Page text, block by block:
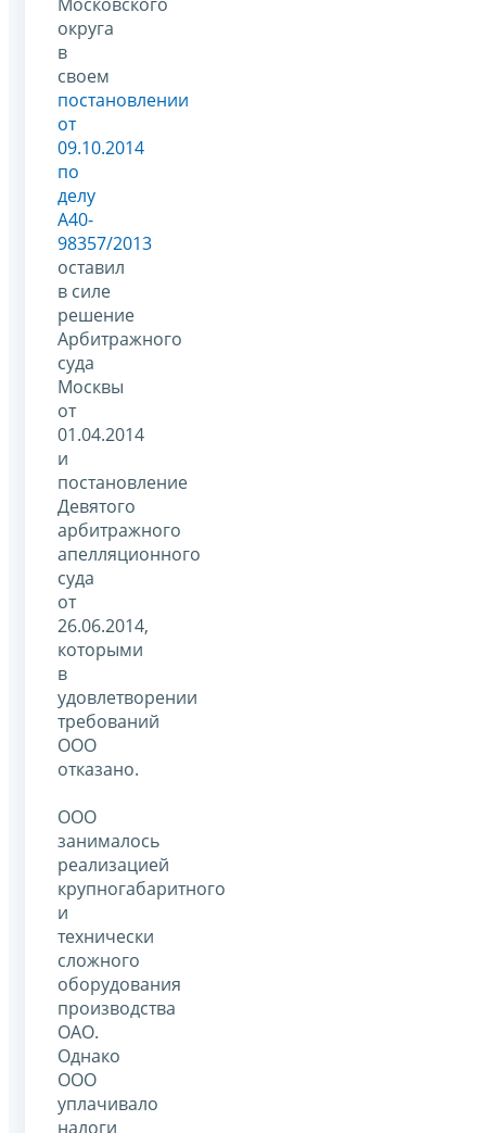
округа
в
своем
постановлении
от
09.10.2014
по
делу
А40-
98357/2013
оставил
в силе
решение
Арбитражного
суда
Москвы
от
01.04.2014
и
постановление
Девятого
арбитражного
апелляционного
суда
от
26.06.2014,
которыми
в
удовлетворении
требований
ООО
отказано.
ООО
занималось
реализацией
крупногабаритного
и
технически
сложного
оборудования
производства
ОАО.
Однако
ООО
уплачивало
налоги